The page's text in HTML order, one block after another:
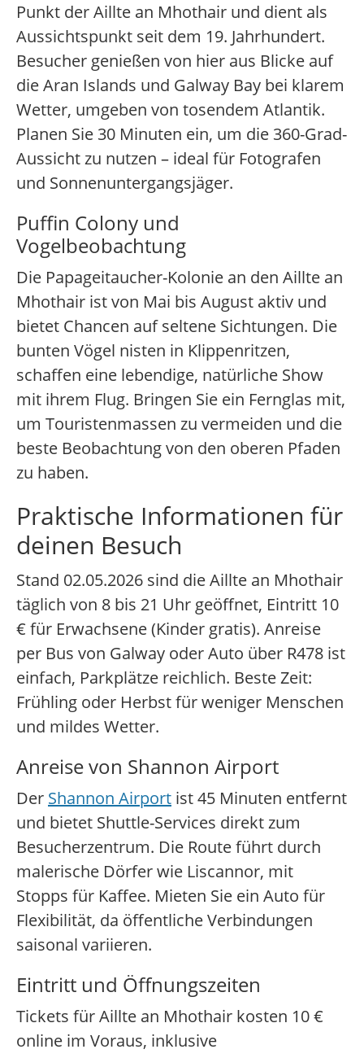
Punkt der Aillte an Mhothair und dient als
Aussichtspunkt seit dem 19. Jahrhundert.
Besucher genießen von hier aus Blicke auf
die Aran Islands und Galway Bay bei klarem
Wetter, umgeben von tosendem Atlantik.
Planen Sie 30 Minuten ein, um die 360-Grad-
Aussicht zu nutzen – ideal für Fotografen
und Sonnenuntergangsjäger.
Puffin Colony und
Vogelbeobachtung
Die Papageitaucher-Kolonie an den Aillte an
Mhothair ist von Mai bis August aktiv und
bietet Chancen auf seltene Sichtungen. Die
bunten Vögel nisten in Klippenritzen,
schaffen eine lebendige, natürliche Show
mit ihrem Flug. Bringen Sie ein Fernglas mit,
um Touristenmassen zu vermeiden und die
beste Beobachtung von den oberen Pfaden
zu haben.
Praktische Informationen für
deinen Besuch
Stand 02.05.2026 sind die Aillte an Mhothair
täglich von 8 bis 21 Uhr geöffnet, Eintritt 10
€ für Erwachsene (Kinder gratis). Anreise
per Bus von Galway oder Auto über R478 ist
einfach, Parkplätze reichlich. Beste Zeit:
Frühling oder Herbst für weniger Menschen
und mildes Wetter.
Anreise von Shannon Airport
Der Shannon Airport ist 45 Minuten entfernt
und bietet Shuttle-Services direkt zum
Besucherzentrum. Die Route führt durch
malerische Dörfer wie Liscannor, mit
Stopps für Kaffee. Mieten Sie ein Auto für
Flexibilität, da öffentliche Verbindungen
saisonal variieren.
Eintritt und Öffnungszeiten
Tickets für Aillte an Mhothair kosten 10 €
online im Voraus, inklusive